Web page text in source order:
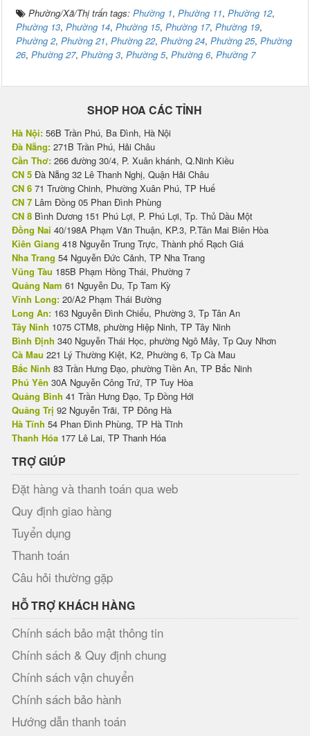
Phường/Xã/Thị trấn tags: Phường 1, Phường 11, Phường 12,
Phường 13, Phường 14, Phường 15, Phường 17, Phường 19,
Phường 2, Phường 21, Phường 22, Phường 24, Phường 25, Phường
26, Phường 27, Phường 3, Phường 5, Phường 6, Phường 7
SHOP HOA CÁC TỈNH
Hà Nội: 56B Trần Phú, Ba Đình, Hà Nội
Đà Nẵng: 271B Trần Phú, Hải Châu
Cần Thơ: 266 đường 30/4, P. Xuân khánh, Q.Ninh Kiều
CN 5 Đà Nẵng 32 Lê Thanh Nghị, Quận Hải Châu
CN 6 71 Trường Chinh, Phường Xuân Phú, TP Huế
CN 7 Lâm Đồng 05 Phan Đình Phùng
CN 8 Bình Dương 151 Phú Lợi, P. Phú Lợi, Tp. Thủ Dầu Một
Đồng Nai 40/198A Phạm Văn Thuận, KP.3, P.Tân Mai Biên Hòa
Kiên Giang 418 Nguyễn Trung Trực, Thành phố Rạch Giá
Nha Trang 54 Nguyễn Đức Cảnh, TP Nha Trang
Vũng Tàu 185B Phạm Hồng Thái, Phường 7
Quảng Nam 61 Nguyễn Du, Tp Tam Kỳ
Vĩnh Long: 20/A2 Phạm Thái Bường
Long An: 163 Nguyễn Đình Chiểu, Phường 3, Tp Tân An
Tây Ninh 1075 CTM8, phường Hiệp Ninh, TP Tây Ninh
Bình Định 340 Nguyễn Thái Học, phường Ngô Mây, Tp Quy Nhơn
Cà Mau 221 Lý Thường Kiệt, K2, Phường 6, Tp Cà Mau
Bắc Ninh 83 Trần Hưng Đạo, phường Tiền An, TP Bắc Ninh
Phú Yên 30A Nguyễn Công Trứ, TP Tuy Hòa
Quảng Bình 41 Trần Hưng Đạo, Tp Đồng Hới
Quảng Trị 92 Nguyễn Trãi, TP Đông Hà
Hà Tĩnh 54 Phan Đình Phùng, TP Hà Tĩnh
Thanh Hóa 177 Lê Lai, TP Thanh Hóa
TRỢ GIÚP
Đặt hàng và thanh toán qua web
Quy định giao hàng
Tuyển dụng
Thanh toán
Câu hỏi thường gặp
HỖ TRỢ KHÁCH HÀNG
Chính sách bảo mật thông tin
Chính sách & Quy định chung
Chính sách vận chuyển
Chính sách bảo hành
Hướng dẫn thanh toán